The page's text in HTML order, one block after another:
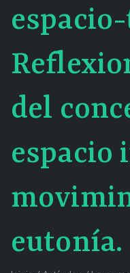
del
espacio
eutonía.